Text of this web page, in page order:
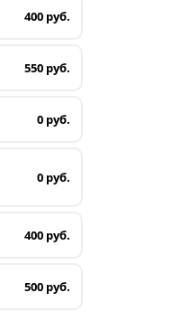
400 руб.
550 руб.
0 руб.
0 руб.
400 руб.
500 руб.